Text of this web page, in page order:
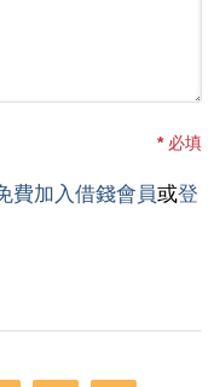
*必填
費加入借錢會員或登